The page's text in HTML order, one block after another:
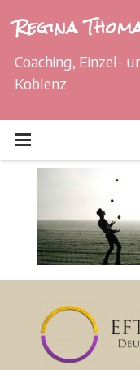
Regina
Coaching, Einzel-
Koblenz